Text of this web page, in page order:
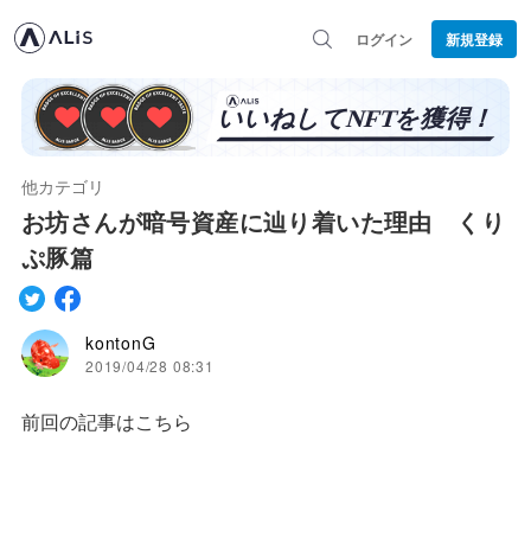
ログイン 新規登録
他カテゴリ
お坊さんが暗号資産に辿り着いた理由 くり
ぷ豚篇
kontonG
2019/04/28 08:31
前回の記事はこちら